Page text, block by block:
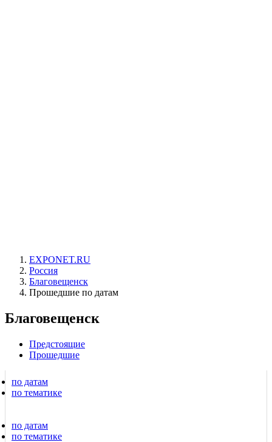
EXPONET.RU
Россия
Благовещенск
Прошедшие по датам
Благовещенск
Предстоящие
Прошедшие
по датам
по тематике
по датам
по тематике